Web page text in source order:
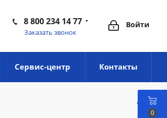
Войти
8 800 234 14 77
Заказать звонок
Сервис-центр Контакты
0